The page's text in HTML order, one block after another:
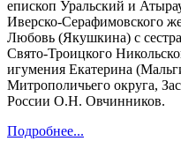
епископ Уральский и
Иверско-Серафимовского
Любовь (Якушкина) с
Свято-Троицкого
игумения Екатерина
Митрополичьего округа,
России О.Н. Овчинников.
Подробнее...